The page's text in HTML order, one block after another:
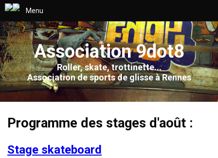
Menu
Association 9dot8
Roller, skate, trottinette...
Association de sports de glisse à Rennes
Programme des stages d'août :
Stage skateboard